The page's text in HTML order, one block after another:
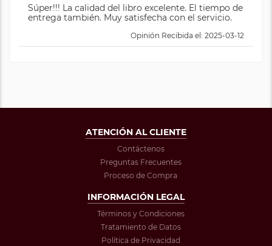
Súper!!! La calidad del libro excelente. El tiempo de
entrega también. Muy satisfecha con el servicio.
Opinión Recibida el: 2025-03-12
ATENCIÓN AL CLIENTE
Contáctenos
Preguntas Frecuentes
Proceso de Compra
INFORMACIÓN LEGAL
Términos y Condiciones
Tratamiento de Datos
Política de Privacidad